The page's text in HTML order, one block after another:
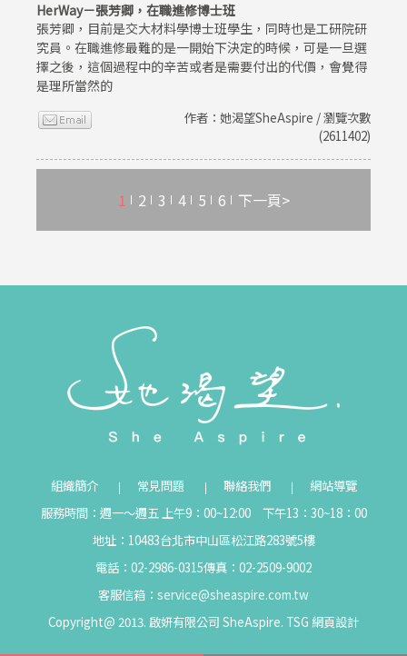
HerWay－張芳卿，在職進修博士班
張芳卿，目前是交大材料學博士班學生，同時也是工研院研
究員。在職進修最難的是一開始下決定的時候，可是一旦選
擇之後，這個過程中的辛苦或者是需要付出的代價，會覺得
是理所當然的
作者：她渴望SheAspire / 瀏覽次數
(2611402)
1 2 3 4 5 6 下一頁>
組織簡介 常見問題 聯絡我們
網站導覽
服務時間：週一～週五 上午9：00~12:00 下午13：30~18：00
地址：10483台北市中山區松江路283號5樓
電話：02-2986-0315傳真：02-2509-9002
客服信箱： service@sheaspire.com.tw
Copyright@ 2013. 啟妍有限公司 SheAspire. TSG 網頁設計